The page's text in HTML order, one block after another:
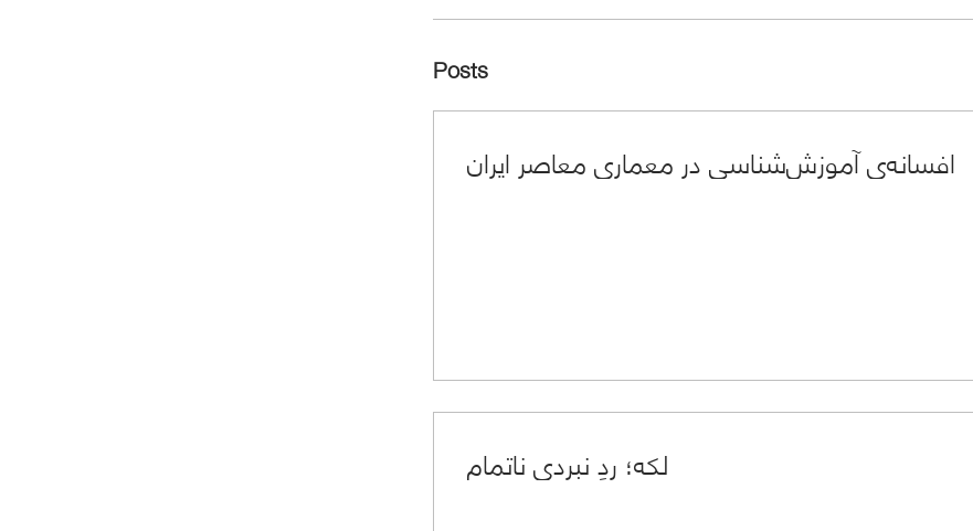
Posts
افسانه‌ی آموزش‌شناسی در معماریِ معاصر ایران
لکه؛ ردِ نبردی ناتمام